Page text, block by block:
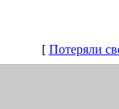
[ Потеряли